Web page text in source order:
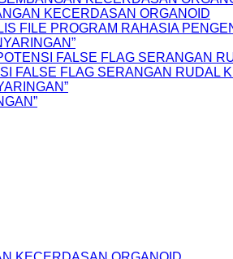
KECERDASAN ORGANOID
FILE PROGRAM RAHASIA
FALSE FLAG SERANGAN
FALSE FLAG SERANGAN RUDAL